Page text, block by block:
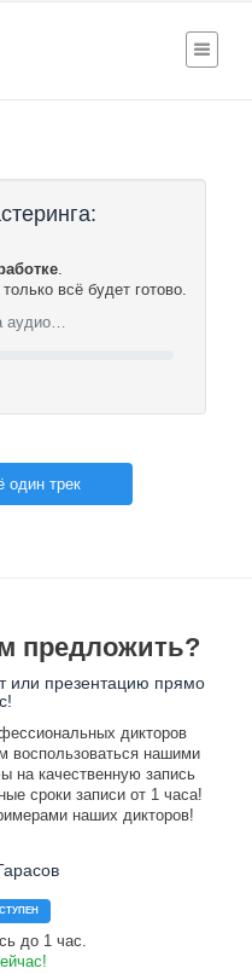
.
всё будет готово.
аудио…
один трек
предложить?
или презентацию прямо
дикторов
воспользоваться нашими
на качественную запись
сроки записи от 1 часа!
наших дикторов!
до 1 час.